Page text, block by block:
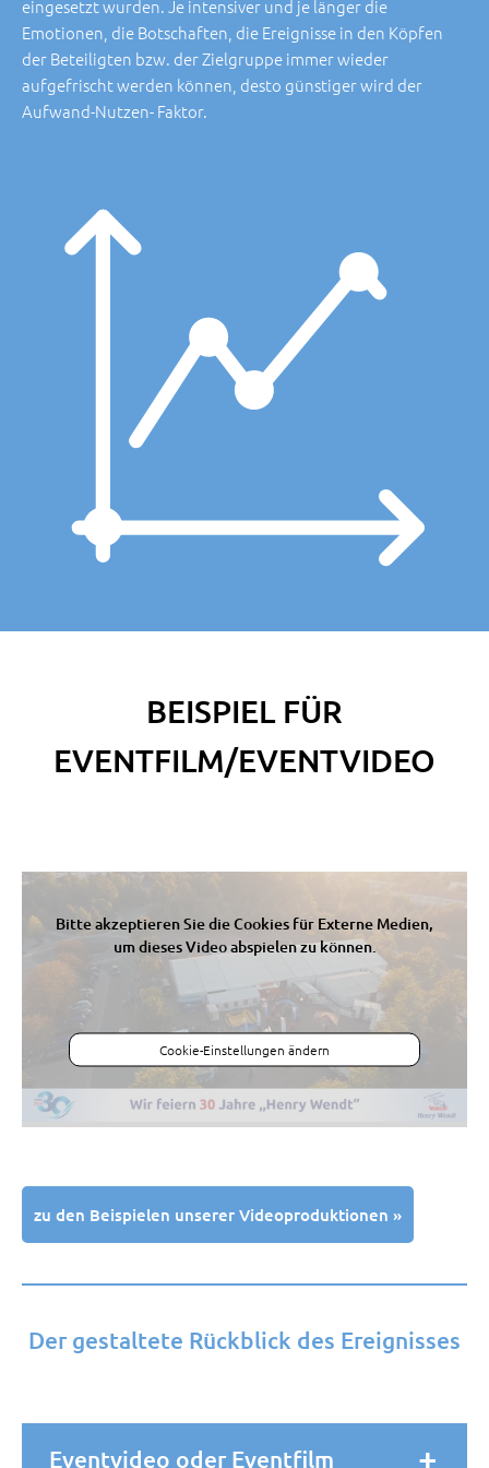
eingesetzt wurden. Je intensiver und je länger die
Emotionen, die Botschaften, die Ereignisse in den Köpfen
der Beteiligten bzw. der Zielgruppe immer wieder
aufgefrischt werden können, desto günstiger wird der
Aufwand-Nutzen- Faktor.
BEISPIEL FÜR
EVENTFILM/EVENTVIDEO
Bitte akzeptieren Sie die Cookies für Externe Medien,
um dieses Video abspielen zu können.
Cookie-Einstellungen ändern
zu den Beispielen unserer Videoproduktionen »
Der gestaltete Rückblick des Ereignisses
Eventvideo oder Eventfilm